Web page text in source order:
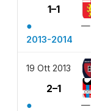
1–1
●
—
2013-2014
19 Ott 2013
2–1
●
—